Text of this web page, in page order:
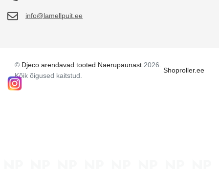
info@lamellpuit.ee
© Djeco arendavad tooted Naerupaunast 2026.
Kõik õigused kaitstud.
Shoproller.ee